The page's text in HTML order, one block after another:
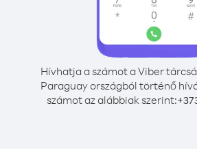
Hívhatja a számot a Viber
Paraguay országból történő
számot az alábbiak szerint:+